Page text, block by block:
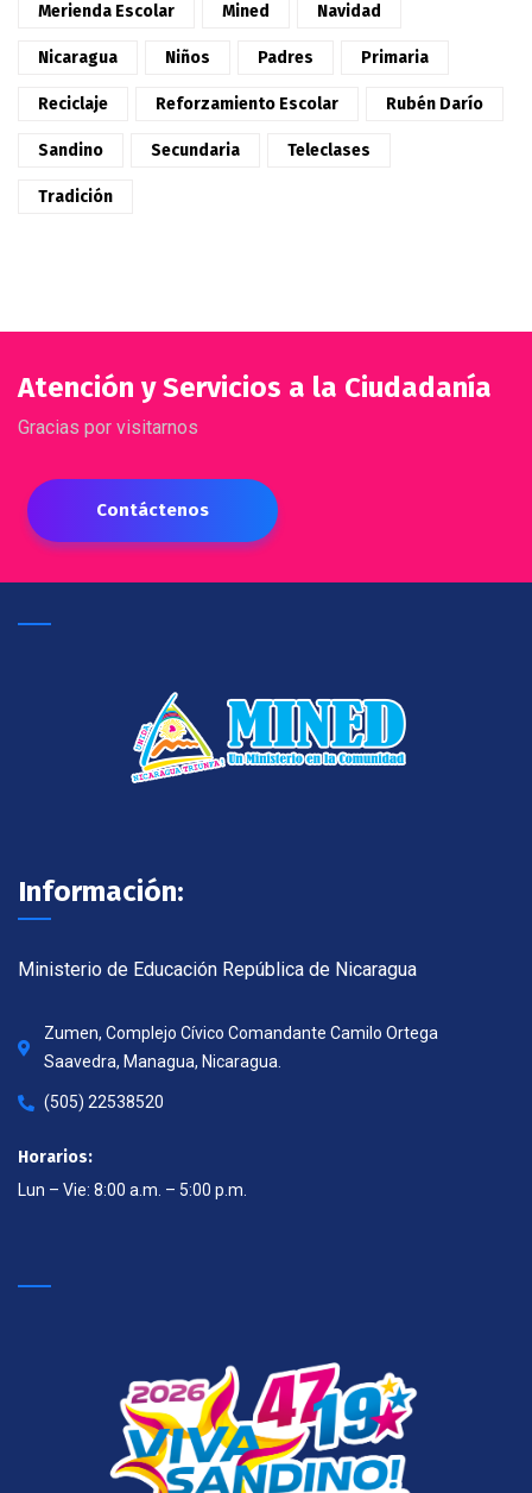
Merienda Escolar Mined Navidad
Nicaragua Niños Padres Primaria
Reciclaje Reforzamiento Escolar Rubén Darío
Sandino Secundaria Teleclases
Tradición
Atención y Servicios a la Ciudadanía
Gracias por visitarnos
Contáctenos
Información:
Ministerio de Educación República de Nicaragua
Zumen, Complejo Cívico Comandante Camilo Ortega
Saavedra, Managua, Nicaragua.
(505) 22538520
Horarios:
Lun – Vie: 8:00 a.m. – 5:00 p.m.